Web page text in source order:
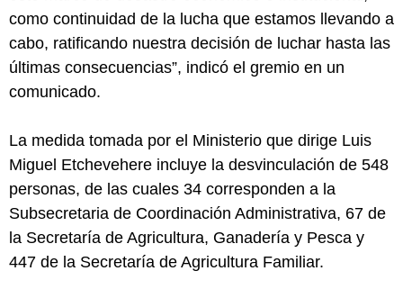
como continuidad de la lucha que estamos llevando a
cabo, ratificando nuestra decisión de luchar hasta las
últimas consecuencias”, indicó el gremio en un
comunicado.
La medida tomada por el Ministerio que dirige Luis
Miguel Etchevehere incluye la desvinculación de 548
personas, de las cuales 34 corresponden a la
Subsecretaria de Coordinación Administrativa, 67 de
la Secretaría de Agricultura, Ganadería y Pesca y
447 de la Secretaría de Agricultura Familiar.